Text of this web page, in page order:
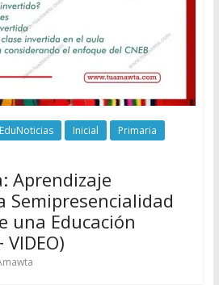
EduNoticias Inicial
Primaria
Aprendizaje
Semipresencialidad
una Educación